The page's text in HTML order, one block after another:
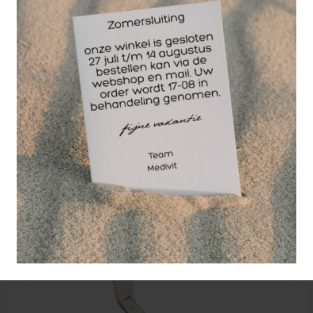
Listerverbandschaar RVS 16 cm.
RVS verbandschaar voor het knippen van
verbanden, sporttape en licht gips.
Vanaf2,54